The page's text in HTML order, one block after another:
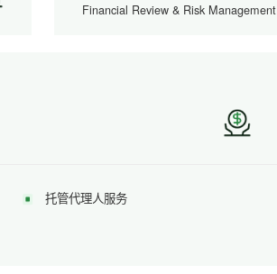
Financial Review & Risk Management
托管代理人服务